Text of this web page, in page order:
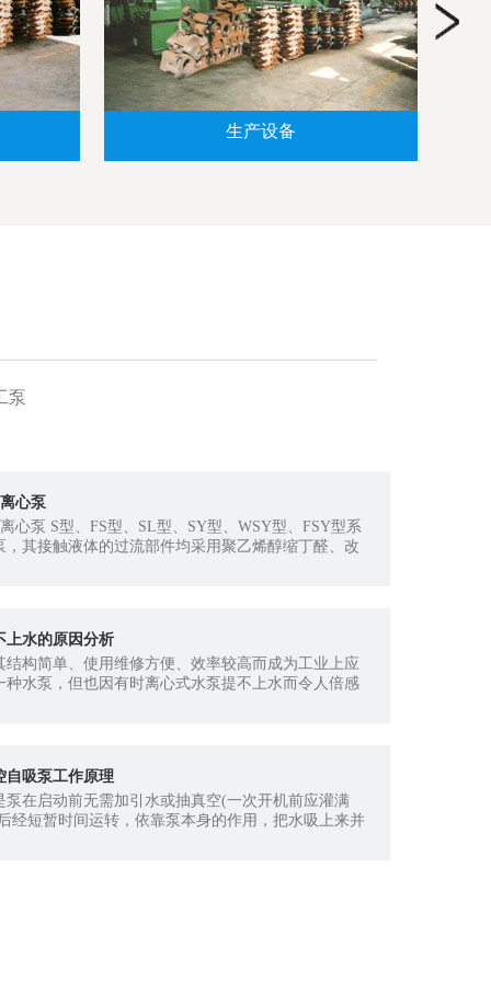
生产设备
泵
心泵
心泵 S型、FS型、SL型、SY型、WSY型、FSY型系
，其接触液体的过流部件均采用聚乙烯醇缩丁醛、改
上水的原因分析
结构简单、使用维修方便、效率较高而成为工业上应
种水泵，但也因有时离心式水泵提不上水而令人倍感
自吸泵工作原理
泵在启动前无需加引水或抽真空(一次开机前应灌满
经短暂时间运转，依靠泵本身的作用，把水吸上来并